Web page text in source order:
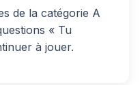
de la catégorie A
« Tu
à jouer.